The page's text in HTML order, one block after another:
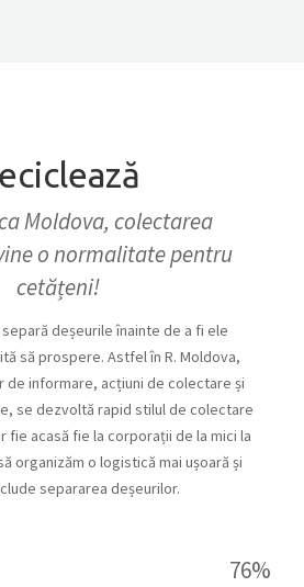
Moldova, colectarea
o normalitate pentru
cetățeni!
deșeurile înainte de a fi ele
să prospere. Astfel în R. Moldova,
de informare, acțiuni de colectare și
se dezvoltă rapid stilul de colectare
fie acasă fie la corporații de la mici la
organizăm o logistică mai ușoară și
separarea deșeurilor.
76%